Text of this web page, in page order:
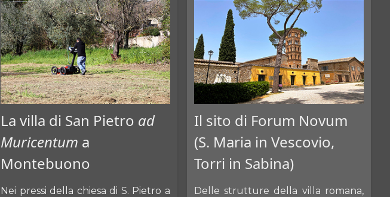
La villa di San Pietro ad
Muricentum a
Montebuono
Nei pressi della chiesa di S. Pietro a
Il sito di Forum Novum
(S. Maria in Vescovio,
Torri in Sabina)
Delle strutture della villa romana,